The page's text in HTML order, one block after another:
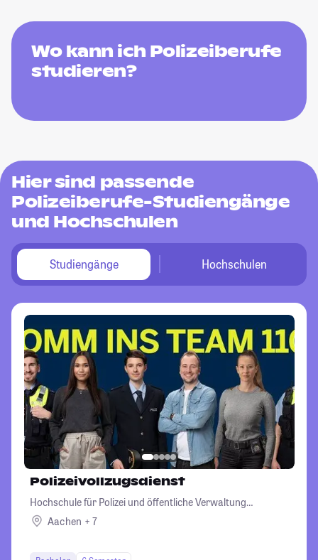
Wo kann ich Polizeiberufe
studieren?
Hier sind passende
Polizeiberufe-Studiengänge
und Hochschulen
Studiengänge Hochschulen
Polizeivollzugsdienst
Hochschule für Polizei und öffentliche Verwaltung
Nordrhein-Westfalen
Aachen + 7